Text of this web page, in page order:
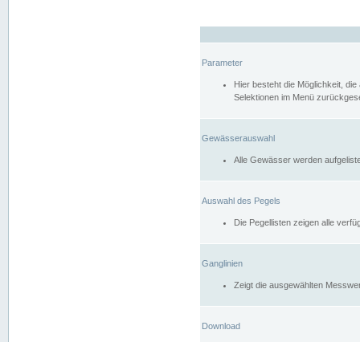
Parameter
Hier besteht die Möglichkeit,
Selektionen im Menü
Gewässerauswahl
Alle Gewässer werden
Auswahl des Pegels
Die Pegellisten zeigen alle
Ganglinien
Zeigt die ausgewählten
Download